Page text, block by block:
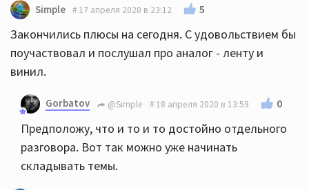
Simple 17 апреля 2020 в 23:12 5
Закончились плюсы на сегодня. С удовольствием бы
поучаствовал и послушал про аналог - ленту и
винил.
Gorbatov @Simple 18 апреля 2020 в 13:59 0
Предположу, что и то и то достойно отдельного
разговора. Вот так можно уже начинать
складывать темы.